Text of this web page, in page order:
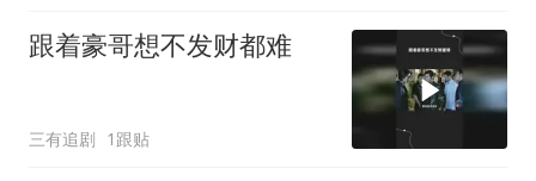
跟着豪哥想不发财都难
三有追剧 1跟贴